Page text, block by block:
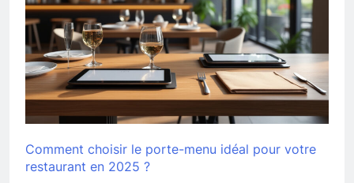
Comment choisir le porte-menu idéal pour votre
restaurant en 2025 ?